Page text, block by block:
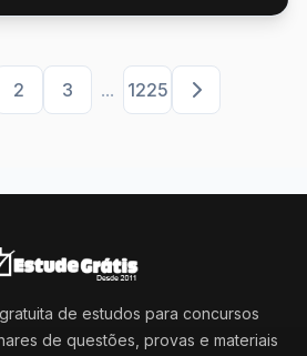
2 3 ... 1225
de estudos para concursos
de questões, provas e materiais